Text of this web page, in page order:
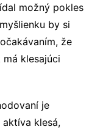
možný pokles
by si
že
klesajúci
je
aktíva klesá,